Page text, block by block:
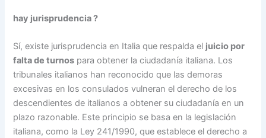
hay jurisprudencia ?
Sí, existe jurisprudencia en Italia que respalda el juicio por
falta de turnos para obtener la ciudadanía italiana. Los
tribunales italianos han reconocido que las demoras
excesivas en los consulados vulneran el derecho de los
descendientes de italianos a obtener su ciudadanía en un
plazo razonable. Este principio se basa en la legislación
italiana, como la Ley 241/1990, que establece el derecho a